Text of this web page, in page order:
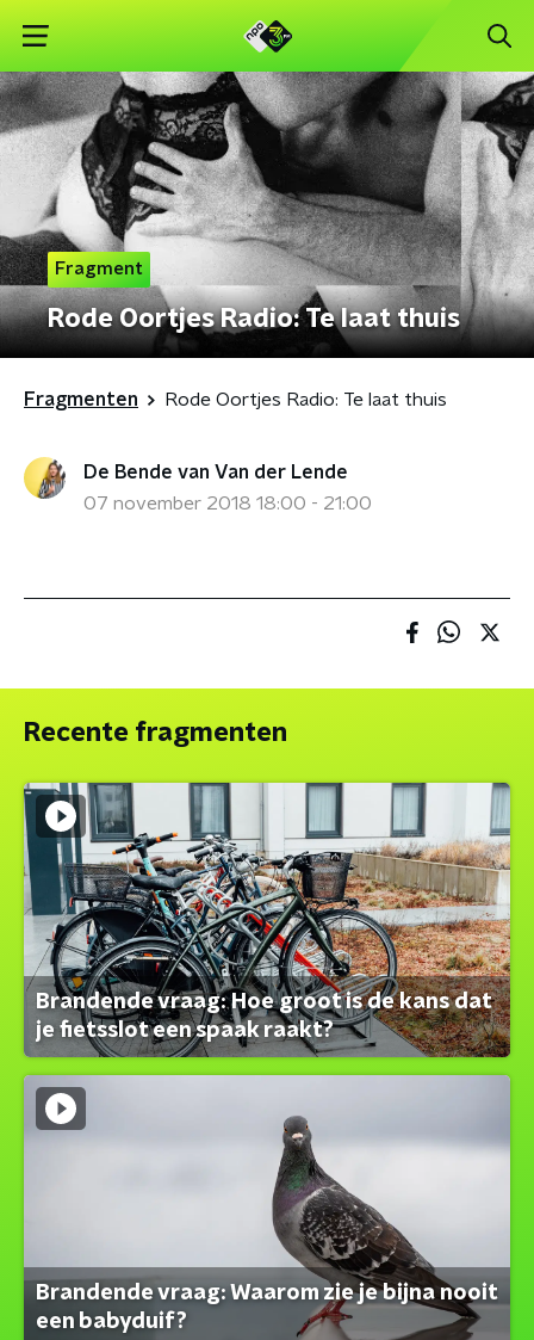
Fragment
Rode Oortjes Radio: Te laat thuis
Fragmenten Rode Oortjes Radio: Te laat thuis
De Bende van Van der Lende
07 november 2018 18:00 - 21:00
Recente fragmenten
Brandende vraag: Hoe groot is de kans dat
je fietsslot een spaak raakt?
Brandende vraag: Waarom zie je bijna nooit
een babyduif?